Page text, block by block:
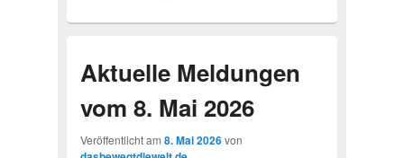
Aktuelle Meldungen
vom 8. Mai 2026
Veröffentlicht am 8. Mai 2026von